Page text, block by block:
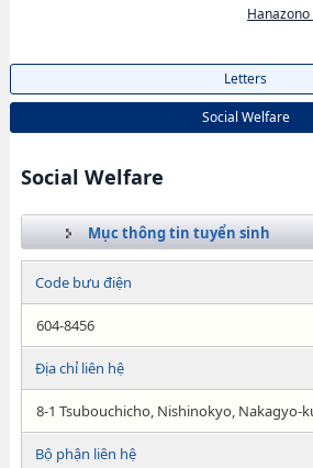
Letters
Social Welfare
Social Welfare
Mục thông tin tuyển sinh
Code bưu điện
604-8456
Địa chỉ liên hệ
8-1 Tsubouchicho, Nishinokyo, Nakagyo-
Bộ phận liên hệ